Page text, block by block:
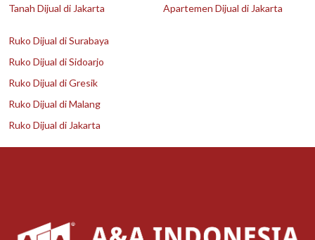
Tanah Dijual di Jakarta
Apartemen Dijual di Jakarta
Ruko Dijual di Surabaya
Ruko Dijual di Sidoarjo
Ruko Dijual di Gresik
Ruko Dijual di Malang
Ruko Dijual di Jakarta